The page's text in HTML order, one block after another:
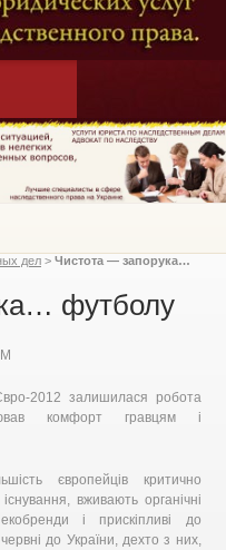
дел > Чистота — запорука…
футболу
2012 залишилася робота
комфорт гравцям і
європейців критично
вживають органічні
і прискіпливі до
до України, дехто з них,